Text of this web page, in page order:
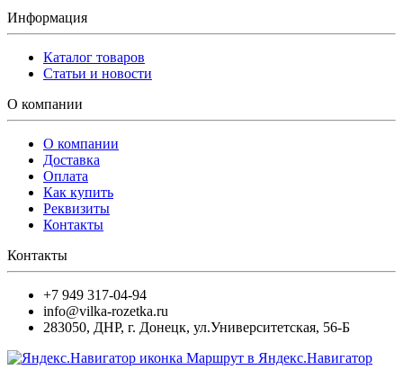
Информация
Каталог товаров
Статьи и новости
О компании
О компании
Доставка
Оплата
Как купить
Реквизиты
Контакты
Контакты
+7 949 317-04-94
info@vilka-rozetka.ru
283050, ДНР, г. Донецк, ул.Университетская, 56-Б
Маршрут в Яндекс.Навигатор